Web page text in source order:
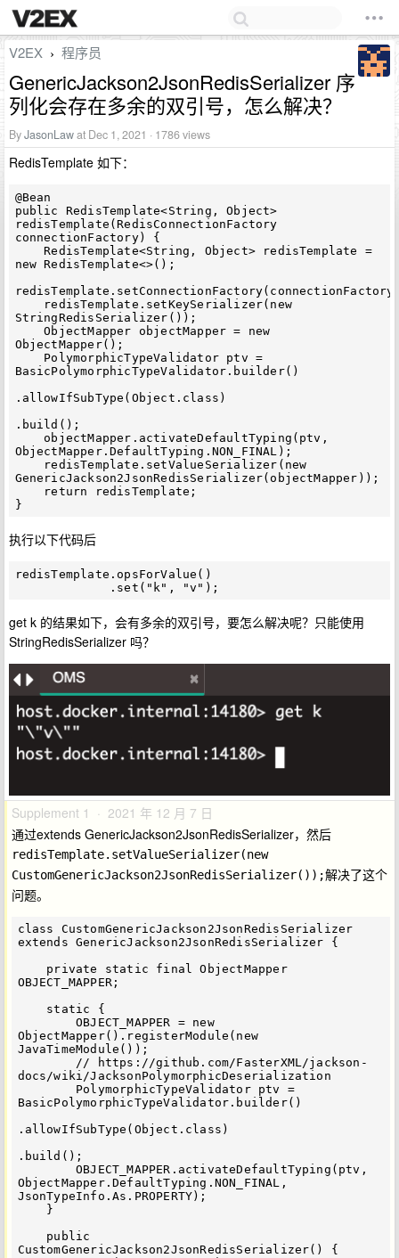
V2EX › 程序员
GenericJackson2JsonRedisSerializer 序
列化会存在多余的双引号，怎么解决？
ByJasonLawat Dec 1, 2021 · 1786 views
RedisTemplate 如下：
@Bean
public RedisTemplate<String, Object>
redisTemplate(RedisConnectionFactory
connectionFactory) {
new RedisTemplate<>();
StringRedisSerializer());
    ObjectMapper objectMapper = new
ObjectMapper();
BasicPolymorphicTypeValidator.builder()
.allowIfSubType(Object.class)
.build();
ObjectMapper.DefaultTyping.NON_FINAL);
GenericJackson2JsonRedisSerializer(objectMapper));
执行以下代码后
redisTemplate.opsForValue()
get k 的结果如下，会有多余的双引号，要怎么解决呢？只能使用
StringRedisSerializer 吗？
Supplement 1 · 2021 年 12 月 7 日
通过extends GenericJackson2JsonRedisSerializer，然后
redisTemplate.setValueSerializer(new
CustomGenericJackson2JsonRedisSerializer());解决了这个
问题。
class CustomGenericJackson2JsonRedisSerializer
extends GenericJackson2JsonRedisSerializer {
OBJECT_MAPPER;
        OBJECT_MAPPER = new
ObjectMapper().registerModule(new
JavaTimeModule());
docs/wiki/JacksonPolymorphicDeserialization
BasicPolymorphicTypeValidator.builder()
.allowIfSubType(Object.class)
.build();
        OBJECT_MAPPER.activateDefaultTyping(ptv,
ObjectMapper.DefaultTyping.NON_FINAL,
JsonTypeInfo.As.PROPERTY);
CustomGenericJackson2JsonRedisSerializer() {